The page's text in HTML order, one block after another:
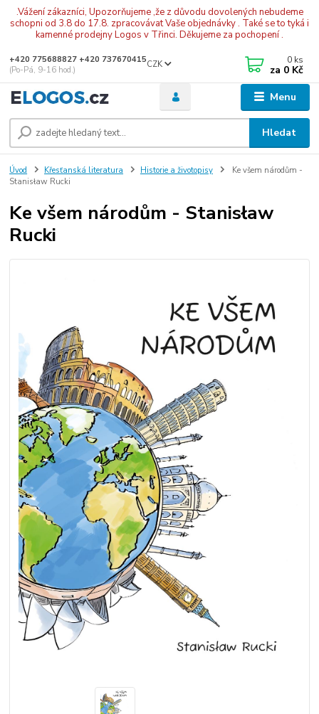
.Vážení zákazníci, Upozorňujeme ,že z důvodu dovolených nebudeme
schopni od 3.8 do 17.8. zpracovávat Vaše objednávky . Také se to tyká i
kamenné prodejny Logos v Třinci. Děkujeme za pochopení .
Menu
CZK
Hledat
+420 775688827 +420 737670415
(Po-Pá, 9-16 hod.)
0 ks
za 0 Kč
Úvod Křesťanská literatura Historie a životopisy
Ke všem národům -
Stanisław Rucki
Ke všem národům - Stanisław
Rucki